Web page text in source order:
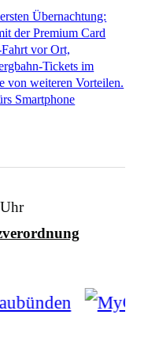
Übernachtung:
der Premium Card
vor Ort,
Tickets im
von weiteren Vorteilen.
Smartphone